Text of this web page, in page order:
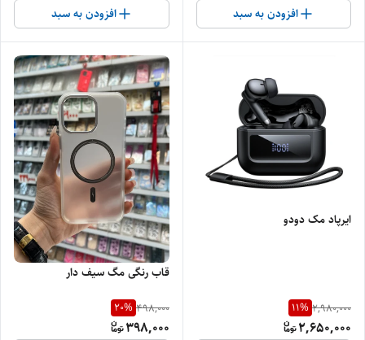
افزودن به سبد افزودن به سبد
ایرپاد مک دودو
2,980,000
11%
2,650,000
قاب رنگی مگ سیف دار
498,000
20%
398,000